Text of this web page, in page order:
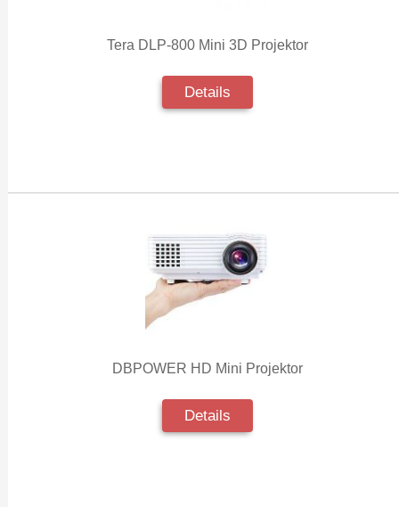
Tera DLP-800 Mini 3D Projektor
Details
DBPOWER HD Mini Projektor
Details